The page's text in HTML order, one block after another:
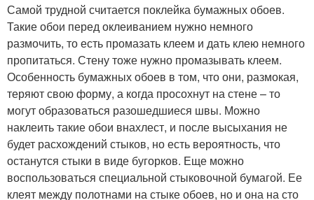
Самой трудной считается поклейка бумажных обоев.
Такие обои перед оклеиванием нужно немного
размочить, то есть промазать клеем и дать клею немного
пропитаться. Стену тоже нужно промазывать клеем.
Особенность бумажных обоев в том, что они, размокая,
теряют свою форму, а когда просохнут на стене – то
могут образоваться разошедшиеся швы. Можно
наклеить такие обои внахлест, и после высыхания не
будет расхождений стыков, но есть вероятность, что
останутся стыки в виде бугорков. Еще можно
воспользоваться специальной стыковочной бумагой. Ее
клеят между полотнами на стыке обоев, но и она на сто